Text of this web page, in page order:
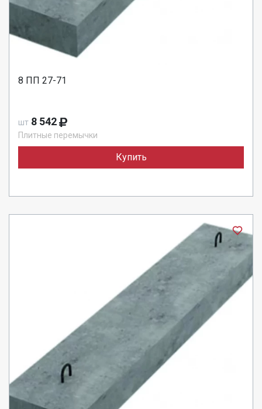
8 ПП 27-71
шт 8 542
Плитные перемычки
Купить